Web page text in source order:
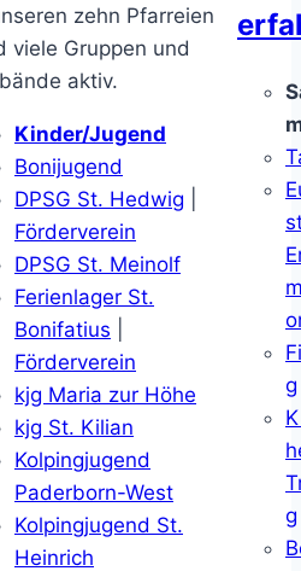
zehn Pfarreien
viele Gruppen und
aktiv.
Kinder/Jugend
Bonijugend
DPSG St. Hedwig
Förderverein
DPSG St. Meinolf
Ferienlager St.
Bonifatius
Förderverein
kjg Maria zur Höhe
kjg St. Kilian
Kolpingjugend
Paderborn-West
Kolpingjugend St.
Heinrich
g
g